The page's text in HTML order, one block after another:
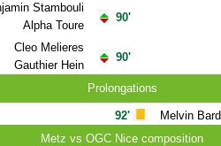
Stambouli
Alpha Toure
Cleo Melieres
Gauthier Hein
90'
90'
Prolongations
92'
Melvin Bard
Metz vs OGC Nice composition